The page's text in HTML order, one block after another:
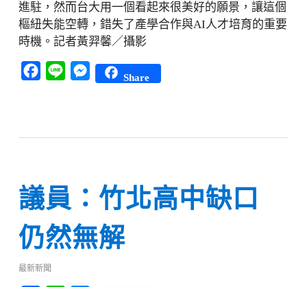
進駐，然而台大用一個看起來很美好的願景，讓這個
樞紐失能空轉，錯失了產學合作與AI人才培育的重要
時機。記者黃羿馨／攝影
Facebook
Line Messenger
Share
議員：竹北高中缺口
仍然無解
最新新聞